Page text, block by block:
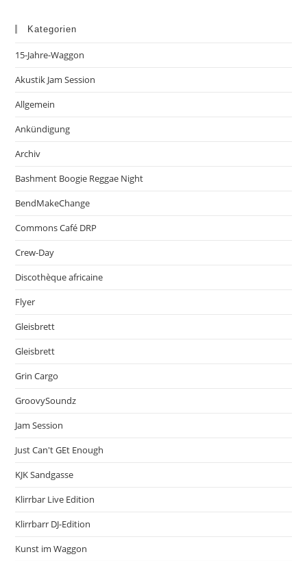
Kategorien
15-Jahre-Waggon
Akustik Jam Session
Allgemein
Ankündigung
Archiv
Bashment Boogie Reggae Night
BendMakeChange
Commons Café DRP
Crew-Day
Discothèque africaine
Flyer
Gleisbrett
Gleisbrett
Grin Cargo
GroovySoundz
Jam Session
Just Can't GEt Enough
KJK Sandgasse
Klirrbar Live Edition
Klirrbarr DJ-Edition
Kunst im Waggon